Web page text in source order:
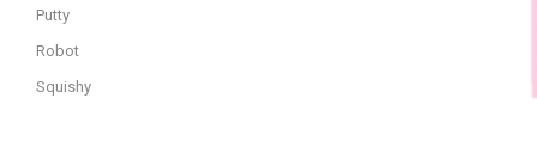
Putty
Robot
Squishy